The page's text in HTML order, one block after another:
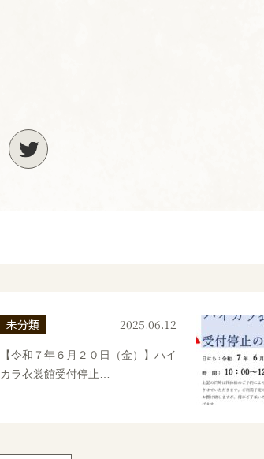
未分類 2025.06.12
【令和７年６月２０日（金）】ハイ
カラ衣裳館受付停止…